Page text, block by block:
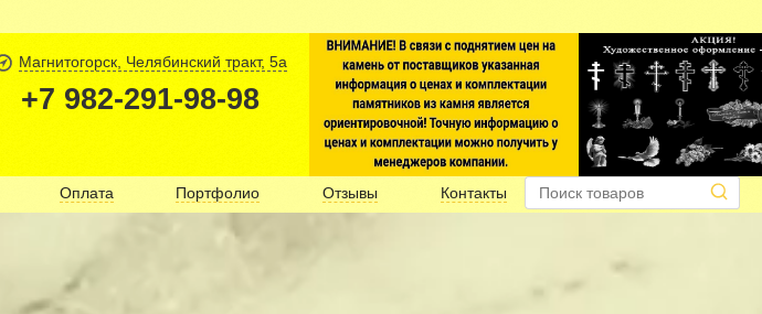
Магнитогорск, Челябинский тракт, 5а
+7 982-291-98-98
Оплата Портфолио Отзывы Контакты